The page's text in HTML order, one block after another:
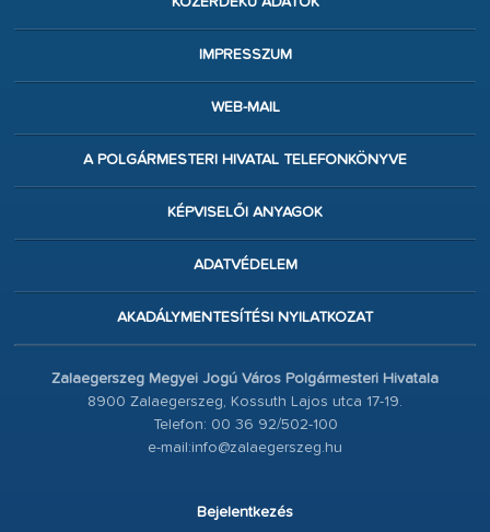
IMPRESSZUM
WEB-MAIL
A POLGÁRMESTERI HIVATAL TELEFONKÖNYVE
KÉPVISELŐI ANYAGOK
ADATVÉDELEM
AKADÁLYMENTESÍTÉSI NYILATKOZAT
Zalaegerszeg Megyei Jogú Város Polgármesteri Hivatala
8900 Zalaegerszeg, Kossuth Lajos utca 17-19.
Telefon: 00 36 92/502-100
e-mail:info@zalaegerszeg.hu
Bejelentkezés